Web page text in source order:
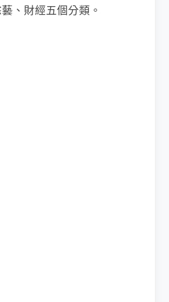
、財經五個分類。